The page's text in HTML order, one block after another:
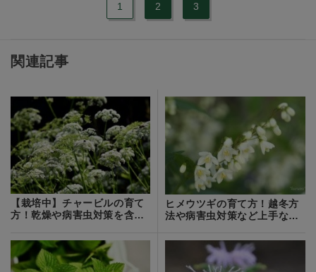
1 2 3
関連記事
【栽培中】チャービルの育て
方！乾燥や病害虫対策を含め
ヒメウツギの育て方！越冬方
法や病害虫対策など上手な管